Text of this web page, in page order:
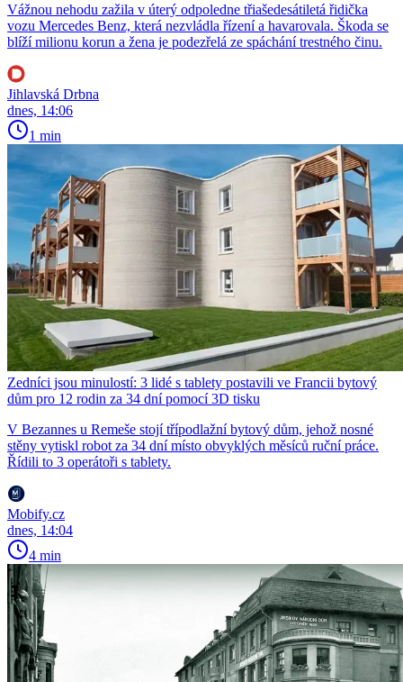
Vážnou nehodu zažila v úterý odpoledne třiašedesátiletá řidička
vozu Mercedes Benz, která nezvládla řízení a havarovala. Škoda se
blíží milionu korun a žena je podezřelá ze spáchání trestného činu.
Jihlavská Drbna
dnes, 14:06
1 min
Zedníci jsou minulostí: 3 lidé s tablety postavili ve Francii bytový
dům pro 12 rodin za 34 dní pomocí 3D tisku
V Bezannes u Remeše stojí třípodlažní bytový dům, jehož nosné
stěny vytiskl robot za 34 dní místo obvyklých měsíců ruční práce.
Řídili to 3 operátoři s tablety.
Mobify.cz
dnes, 14:04
4 min